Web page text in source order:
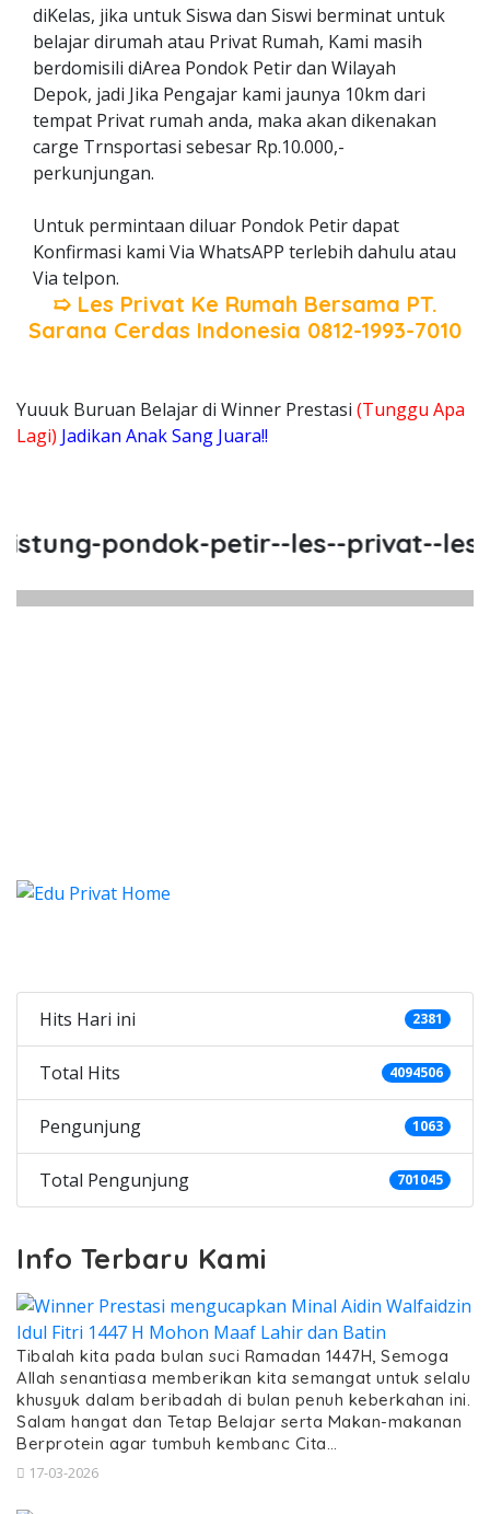
diKelas, jika untuk Siswa dan Siswi berminat untuk
belajar dirumah atau Privat Rumah, Kami masih
berdomisili diArea Pondok Petir dan Wilayah
Depok, jadi Jika Pengajar kami jaunya 10km dari
tempat Privat rumah anda, maka akan dikenakan
carge Trnsportasi sebesar Rp.10.000,-
perkunjungan.
Untuk permintaan diluar Pondok Petir dapat
Konfirmasi kami Via WhatsAPP terlebih dahulu atau
Via telpon.
➯ Les Privat Ke Rumah Bersama PT.
Sarana Cerdas Indonesia 0812-1993-7010
Yuuuk Buruan Belajar di Winner Prestasi (Tunggu Apa
Lagi) Jadikan Anak Sang Juara!!
pondok-petir--les--privat--les-
Hits Hari ini 2381
Total Hits 4094506
Pengunjung 1063
Total Pengunjung 701045
Info Terbaru Kami
Tibalah kita pada bulan suci Ramadan 1447H, Semoga
Allah senantiasa memberikan kita semangat untuk selalu
khusyuk dalam beribadah di bulan penuh keberkahan ini.
Salam hangat dan Tetap Belajar serta Makan-makanan
Berprotein agar tumbuh kembanc Cita…
17-03-2026